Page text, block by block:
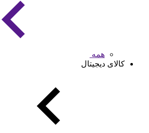
همه
کالای دیجیتال